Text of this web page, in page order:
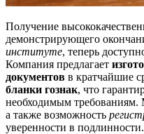
Получение
демонстрирующего
институте, теперь
Компания предлагает
документов в кратчайшие
бланки гознак, что
необходимым требованиям.
а также возможность
уверенности в подлинности.